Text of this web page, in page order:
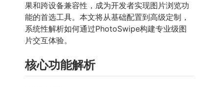
果和跨设备兼容性，成为开发者实现图片浏览功
能的首选工具。本文将从基础配置到高级定制，
系统性解析如何通过PhotoSwipe构建专业级图
片交互体验。
核心功能解析